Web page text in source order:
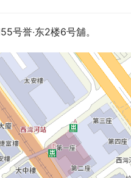
号誉‧东2楼6号舖。